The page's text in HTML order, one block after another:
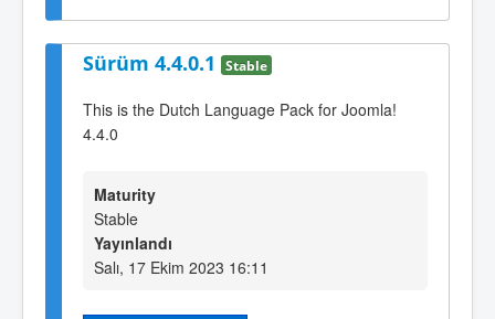
Sürüm 4.4.0.1 Stable
This is the Dutch Language Pack for Joomla!
4.4.0
Maturity
Stable
Yayınlandı
Salı, 17 Ekim 2023 16:11